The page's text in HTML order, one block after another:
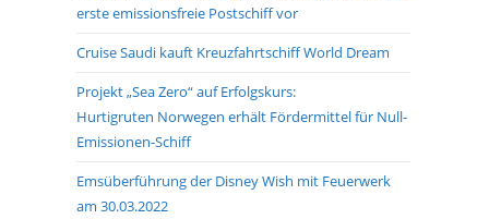
erste emissionsfreie Postschiff vor
Cruise Saudi kauft Kreuzfahrtschiff World Dream
Projekt „Sea Zero“ auf Erfolgskurs:
Hurtigruten Norwegen erhält Fördermittel für Null-
Emissionen-Schiff
Emsüberführung der Disney Wish mit Feuerwerk
am 30.03.2022